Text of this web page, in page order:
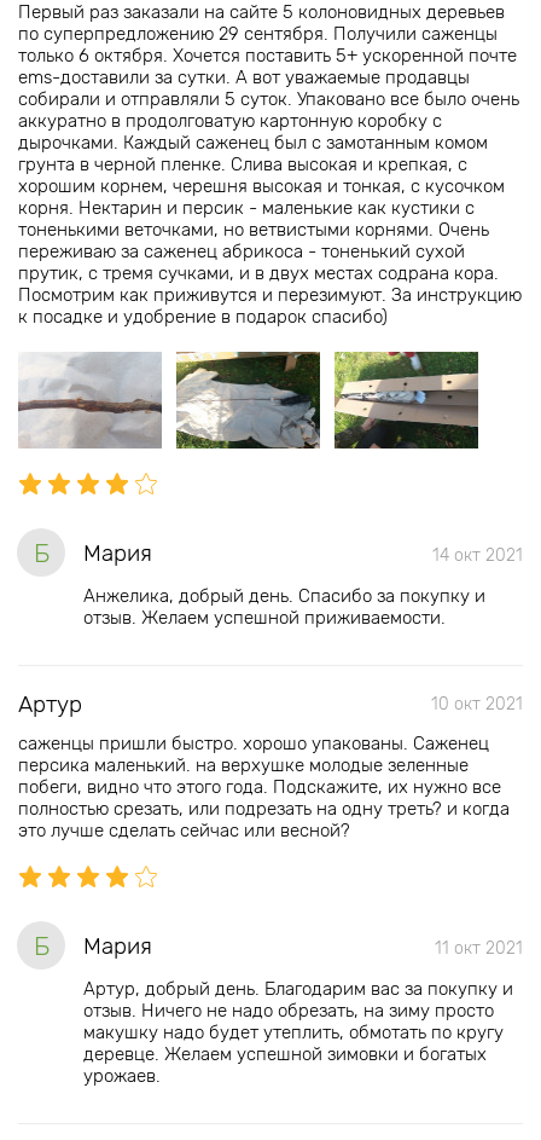
Первый раз заказали на сайте 5 колоновидных деревьев
по суперпредложению 29 сентября. Получили саженцы
только 6 октября. Хочется поставить 5+ ускоренной почте
ems-доставили за сутки. А вот уважаемые продавцы
собирали и отправляли 5 суток. Упаковано все было очень
аккуратно в продолговатую картонную коробку с
дырочками. Каждый саженец был с замотанным комом
грунта в черной пленке. Слива высокая и крепкая, с
хорошим корнем, черешня высокая и тонкая, с кусочком
корня. Нектарин и персик - маленькие как кустики с
тоненькими веточками, но ветвистыми корнями. Очень
переживаю за саженец абрикоса - тоненький сухой
прутик, с тремя сучками, и в двух местах содрана кора.
Посмотрим как приживутся и перезимуют. За инструкцию
к посадке и удобрение в подарок спасибо)
Б Мария 14 окт 2021
Анжелика, добрый день. Спасибо за покупку и
отзыв. Желаем успешной приживаемости.
Артур 10 окт 2021
саженцы пришли быстро. хорошо упакованы. Саженец
персика маленький. на верхушке молодые зеленные
побеги, видно что этого года. Подскажите, их нужно все
полностью срезать, или подрезать на одну треть? и когда
это лучше сделать сейчас или весной?
Б Мария 11 окт 2021
Артур, добрый день. Благодарим вас за покупку и
отзыв. Ничего не надо обрезать, на зиму просто
макушку надо будет утеплить, обмотать по кругу
деревце. Желаем успешной зимовки и богатых
урожаев.